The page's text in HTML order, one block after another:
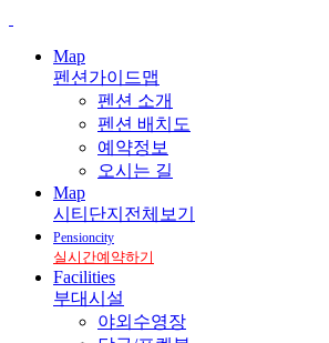
Map
펜션가이드맵
펜션 소개
펜션 배치도
예약정보
오시는 길
Map
시티단지전체보기
Pensioncity
실시간예약하기
Facilities
부대시설
야외수영장